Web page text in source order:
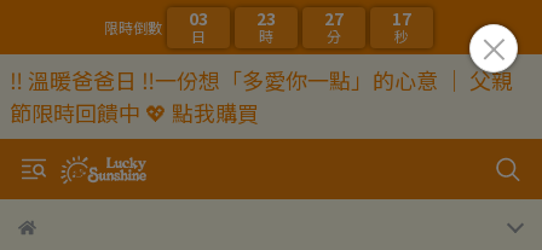
限時倒數 03
日
23
時
27
分
17
秒
‼️ 溫暖爸爸日 ‼️一份想「多愛你一點」的心意 ｜ 父親
節限時回饋中 💖 點我購買